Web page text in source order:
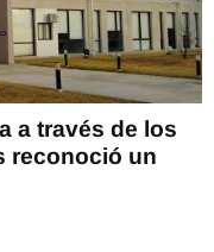
a través de los
reconoció un